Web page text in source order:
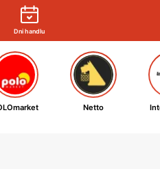
Dni handlu
Netto